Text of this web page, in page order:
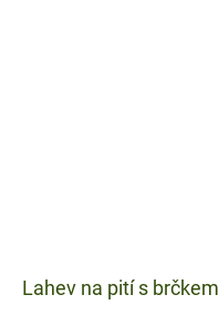
Lahev na pití s